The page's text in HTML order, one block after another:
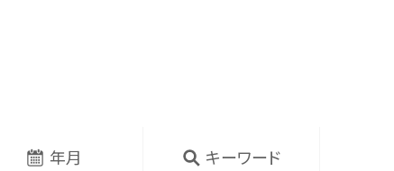
年月 キーワード